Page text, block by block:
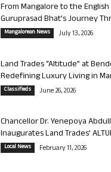
From Mangalore to the English
Guruprasad Bhat’s Journey
Mangalorean News July 13, 2026
Land Trades “Altitude” at
Redefining Luxury Living in
Classifieds June 26, 2026
Chancellor Dr. Yenepoya
Inaugurates Land Trades’
Local News February 11, 2026